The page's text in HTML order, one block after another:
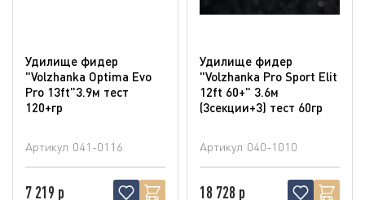
Удилище фидер
"Volzhanka Optima Evo
Pro 13ft"3.9м тест
120+гр
Артикул 041-0116
7 219 р
Удилище фидер
"Volzhanka Pro Sport Elit
12ft 60+" 3.6м
(3секции+3) тест 60гр
Артикул 040-1010
18 728 р